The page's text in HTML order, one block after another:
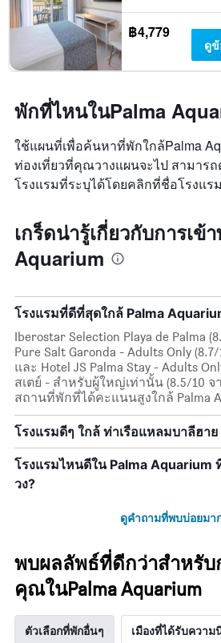
฿4,779
ดูข้
พักที่ไหนในPalma
ใช้แผนที่เพื่อค้นหาที่พักใกล้Palma
ท่องเที่ยวที่คุณวางแผนจะไป สามารถ
โรงแรมที่ระบุได้โดยคลิกที่ชื่อโรงแร
เกร็ดน่ารู้เกี่ยวกับการเข้
Aquarium
โรงแรมที่ดีที่สุดใกล้ Palma
Iberostar Selection Playa de Palma
Pure Salt Garonda - Adults Only
และ Hotel JS Palma Stay - Adults
สเตย์ - สำหรับผู้ใหญ่เท่านั้น (8.5/10 จ
สถานที่พักที่ได้คะแนนสูงใกล้ Palma
โรงแรมดีๆ ใกล้ ท่าเรือแหลมบาลีฮา
โรงแรมไหนดีใน Palma Aquarium
วง?
ดูคำถามที่พบบ่อยมา
พบผลลัพธ์ที่ดีกว่าสำหรับ
คุณในPalma Aquarium
ตัวเลือกที่พักอื่นๆ เมืองที่ได้รับควา